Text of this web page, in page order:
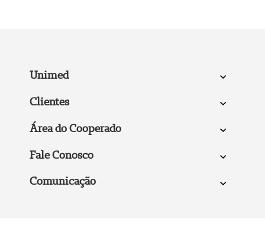
Unimed
Clientes
Área do Cooperado
Fale Conosco
Comunicação